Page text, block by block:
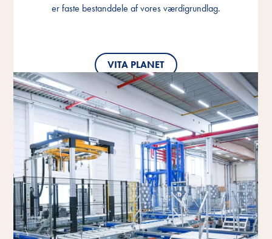
er faste bestanddele af vores værdigrundlag.
VITA PLANET
er faste bestanddele af vores værdigrundlag.
VITA PLANET
er faste bestanddele af vores værdigrundlag.
VITA PLANET